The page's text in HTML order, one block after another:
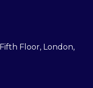
Floor, London,